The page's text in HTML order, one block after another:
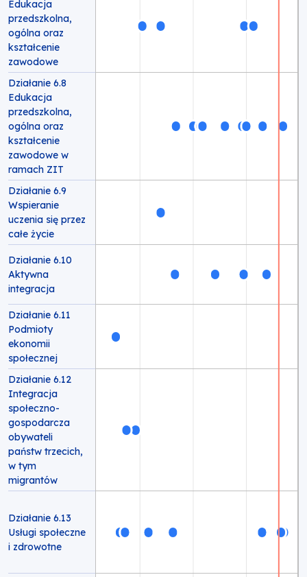
Edukacja
przedszkolna,
ogólna oraz
kształcenie
zawodowe
Działanie 6.8
Edukacja
przedszkolna,
ogólna oraz
kształcenie
zawodowe w
ramach ZIT
Działanie 6.9
Wspieranie
uczenia się przez
całe życie
Działanie 6.10
Aktywna
integracja
Działanie 6.11
Podmioty
ekonomii
społecznej
Działanie 6.12
Integracja
społeczno-
gospodarcza
obywateli
państw trzecich,
w tym
migrantów
Działanie 6.13
Usługi społeczne
i zdrowotne